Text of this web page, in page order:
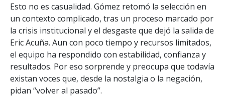
Esto no es casualidad. Gómez retomó la selección en
un contexto complicado, tras un proceso marcado por
la crisis institucional y el desgaste que dejó la salida de
Eric Acuña. Aun con poco tiempo y recursos limitados,
el equipo ha respondido con estabilidad, confianza y
resultados. Por eso sorprende y preocupa que todavía
existan voces que, desde la nostalgia o la negación,
pidan “volver al pasado”.